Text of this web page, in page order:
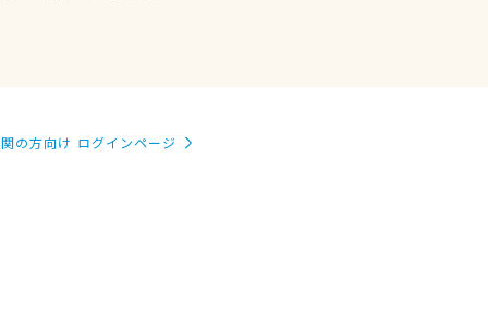
の方向け ログインページ